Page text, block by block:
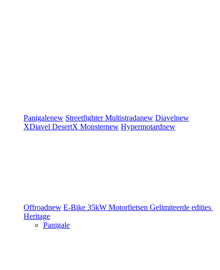
Panigalenew StreetfighterMultistradanew Diavelnew
XDiavel DesertX Monsternew Hypermotardnew
Offroadnew E-Bike 35kW Motorfietsen Gelimiteerde edities
Heritage
Panigale